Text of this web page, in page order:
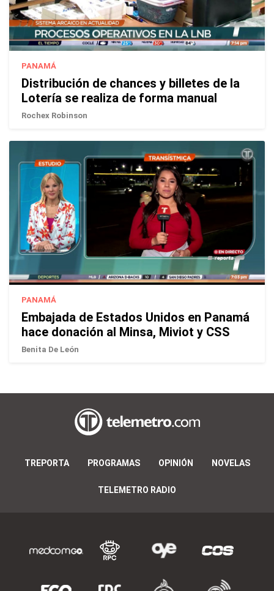
PANAMÁ
Distribución de chances y billetes de la
Lotería se realiza de forma manual
Rochex Robinson
PANAMÁ
Embajada de Estados Unidos en Panamá
hace donación al Minsa, Miviot y CSS
Benita De León
TREPORTA PROGRAMAS OPINIÓN NOVELAS
TELEMETRO RADIO